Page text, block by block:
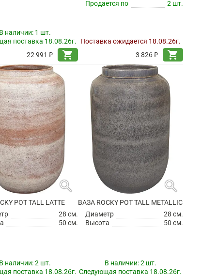
наличии: 1 шт.
поставка 18.08.26г.
22 991 ₽
shopping_cart
Продается по 2 шт.
Поставка ожидается 18.08.26г.
3 826 ₽
shopping_cart
search
POT TALL LATTE
28 см.
50 см.
наличии:2 шт.
поставка 18.08.26г.
search
ВАЗА ROCKY POT TALL METALLIC
Диаметр
28 см.
Высота
50 см.
В наличии:2 шт.
Следующая поставка 18.08.26г.